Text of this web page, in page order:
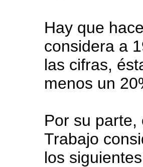
Hay que
considera a
las cifras,
menos un
Por su
Trabajo
los